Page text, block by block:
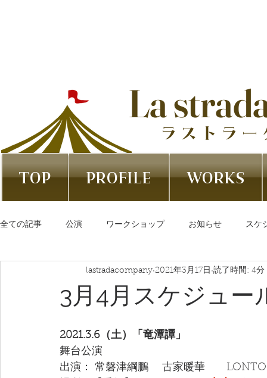
La
ラストラ
TOP PROFILE WORKS
全ての記事 公演 ワークショップ お知らせ スケ
3月4月スケジュー
lastradacompany 2021年3月17日 読了時間: 4分
2021.3.6（土）「竜潭譚」
舞台公演
出演： 常磐津綱鵬　 古家暖華　　